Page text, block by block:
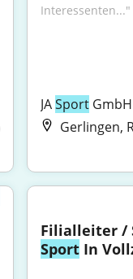
Interessenten..."
JA Sport GmbH
Gerlingen,
Sport In